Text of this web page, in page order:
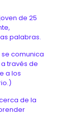
de 25
palabras.
comunica
través de
a los
de la